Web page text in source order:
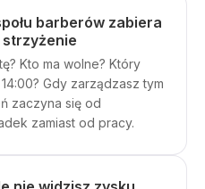
barberów zabiera
Kto ma wolne? Który
Gdy zarządzasz tym
zaczyna się od
zamiast od pracy.